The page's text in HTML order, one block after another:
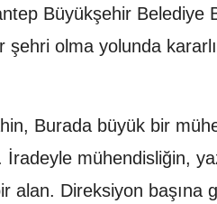
Büyükşehir Belediye
olma yolunda
Burada büyük bir
mühendisliğin,
alan. Direksiyon başına